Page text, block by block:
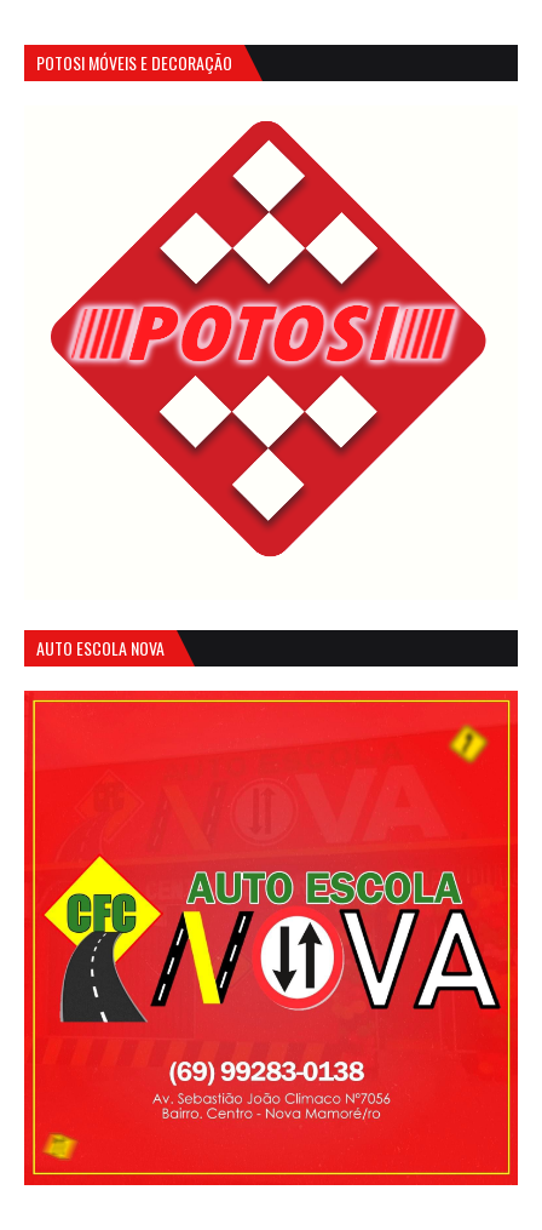
POTOSI MÓVEIS E DECORAÇÃO
AUTO ESCOLA NOVA